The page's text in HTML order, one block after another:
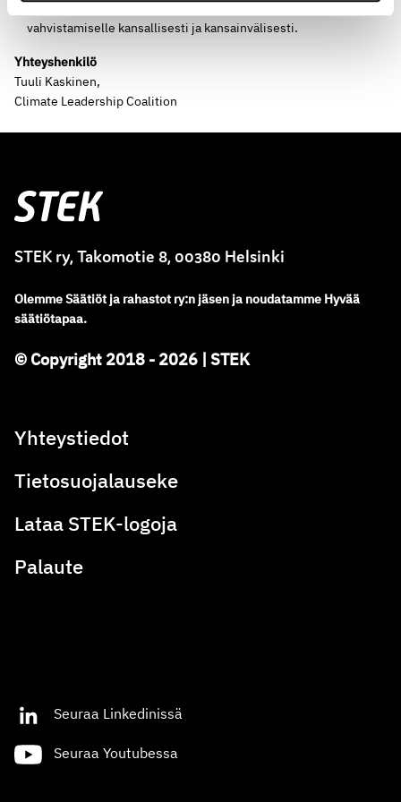
Tarjoamalla yhteistyöalustan energian ja ilmaston tietopohjan
vahvistamiselle kansallisesti ja kansainvälisesti.
Yhteyshenkilö
Tuuli Kaskinen,
Climate Leadership Coalition
Stek
STEK ry, Takomotie 8, 00380 Helsinki
OlemmeSäätiöt ja rahastot ry:n jäsen ja noudatamme Hyvää
säätiötapaa.
© Copyright 2018 - 2026 | STEK
Yhteystiedot
Tietosuojalauseke
Lataa STEK-logoja
Palaute
Seuraa Linkedinissä
Seuraa Youtubessa